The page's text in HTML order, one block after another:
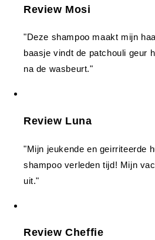
Review Mosi
"Deze shampoo maakt mijn
baasje vindt de patchouli geur
na de wasbeurt."
Review Luna
"Mijn jeukende en geirriteerde
shampoo verleden tijd! Mijn
uit."
Review Cheffie